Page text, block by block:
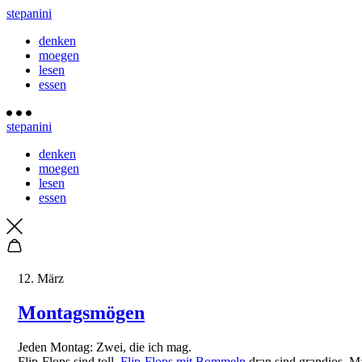
stepanini
denken
moegen
lesen
essen
stepanini
denken
moegen
lesen
essen
12. März
Montagsmögen
Jeden Montag: Zwei, die ich mag.